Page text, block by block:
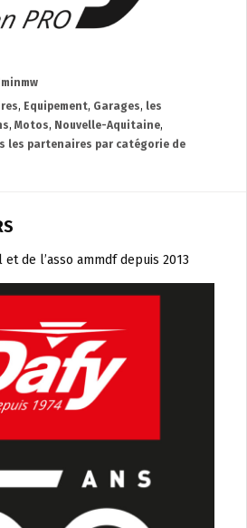
, Equipement, Garages, les
, Motos, Nouvelle-Aquitaine,
les partenaires par catégorie de
de l’asso ammdf depuis 2013